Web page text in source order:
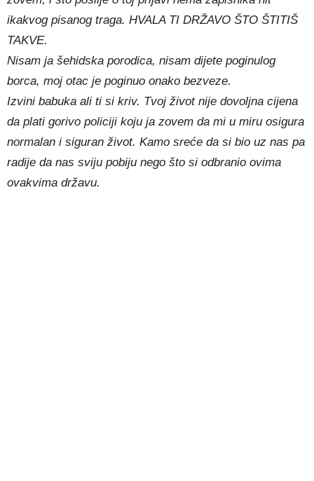
ikakvog pisanog traga. HVALA TI DRŽAVO ŠTO ŠTITIŠ
TAKVE.
Nisam ja šehidska porodica, nisam dijete poginulog
borca, moj otac je poginuo onako bezveze.
Izvini babuka ali ti si kriv. Tvoj život nije dovoljna cijena
da plati gorivo policiji koju ja zovem da mi u miru osigura
normalan i siguran život. Kamo sreće da si bio uz nas pa
radije da nas sviju pobiju nego što si odbranio ovima
ovakvima državu.